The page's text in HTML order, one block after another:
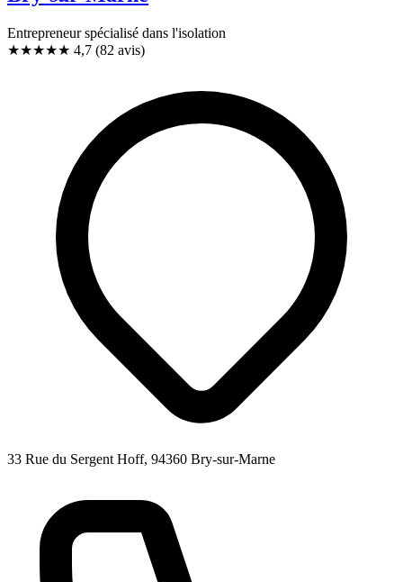
Entrepreneur spécialisé dans l'isolation
★★★★★ 4,7 (82 avis)
33 Rue du Sergent Hoff, 94360 Bry-sur-Marne